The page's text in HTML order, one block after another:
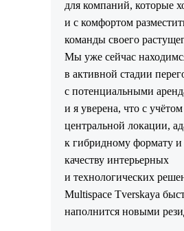
для компаний, которые
и с комфортом
команды своего
Мы уже сейчас
в активной стадии
с потенциальными
и я уверена, что с учётом
центральной локации,
к гибридному формату
качеству интерьерных
и технологических
Multispace Tverskaya
наполнится новыми